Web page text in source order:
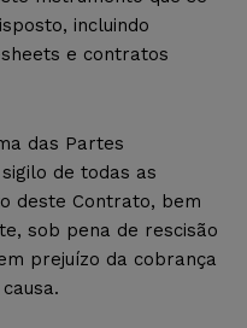
incluindo
e contratos
das Partes
de todas as
deste Contrato, bem
sob pena de rescisão
prejuízo da cobrança